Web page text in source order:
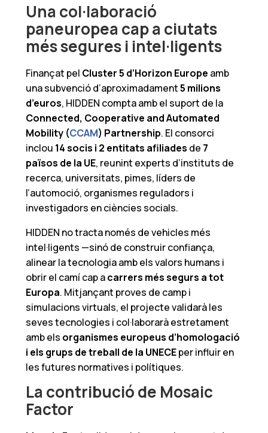
Una col·laboració
paneuropea cap a ciutats
més segures i intel·ligents
Finançat pel Cluster 5 d’Horizon Europe amb
una subvenció d’aproximadament5 milions
d’euros, HIDDEN compta amb el suport de la
Connected, Cooperative and Automated
Mobility (CCAM) Partnership. El consorci
inclou 14 socis i 2 entitats afiliades de 7
països de la UE, reunint experts d’instituts de
recerca, universitats, pimes, líders de
l’automoció, organismes reguladors i
investigadors en ciències socials.
HIDDEN no tracta només de vehicles més
intel·ligents —sinó de construir confiança,
alinear la tecnologia amb els valors humans i
obrir el camí cap acarrers més segurs a tot
Europa. Mitjançant proves de camp i
simulacions virtuals, el projecte validarà les
seves tecnologies i col·laborarà estretament
amb els organismes europeus d’homologació
i els grups de treball de la UNECEper influir en
les futures normatives i polítiques.
La contribució de Mosaic
Factor